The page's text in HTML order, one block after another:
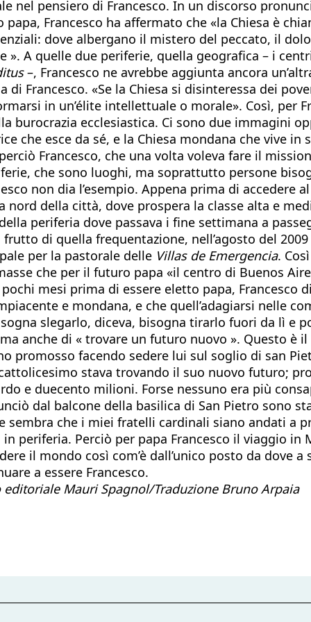
nel pensiero di Francesco. In un discorso
Francesco ha affermato che «la Chiesa è
dove albergano il mistero del peccato, il
A quelle due periferie, quella geografica – i
–, Francesco ne avrebbe aggiunta ancora
Francesco. «Se la Chiesa si disinteressa dei
in un’élite intellettuale o morale». Così, per
burocrazia ecclesiastica. Ci sono due immagini
che esce da sé, e la Chiesa mondana che vive in
Francesco, che una volta voleva fare il
che sono luoghi, ma soprattutto persone
non dia l’esempio. Appena prima di accedere
della città, dove prospera la classe alta e
periferia dove passava i fine settimana a
di quella frequentazione, nell’agosto del
per la pastorale delle Villas de Emergencia.
che per il futuro papa «il centro di Buenos
mesi prima di essere eletto papa, Francesco
e mondana, e che quell’adagiarsi nelle
slegarlo, diceva, bisogna tirarlo fuori da lì e
anche di « trovare un futuro nuovo ». Questo è
promosso facendo sedere lui sul soglio di san
stava trovando il suo nuovo futuro;
e duecento milioni. Forse nessuno era più
dal balcone della basilica di San Pietro sono
sembra che i miei fratelli cardinali siano andati a
periferia. Perciò per papa Francesco il viaggio in
il mondo così com’è dall’unico posto da dove
a essere Francesco.
editoriale Mauri Spagnol/Traduzione Bruno Arpaia